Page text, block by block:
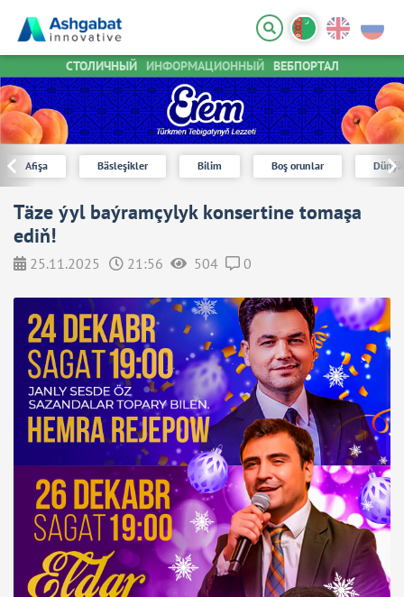
СТОЛИЧНЫЙ ИНФОРМАЦИОННЫЙ ВЕБПОРТАЛ
Afişa Bäsleşikler Bilim Boş orunlar
Täze ýyl baýramçylyk konsertine tomaşa
ediň!
25.11.2025 21:56 504 0